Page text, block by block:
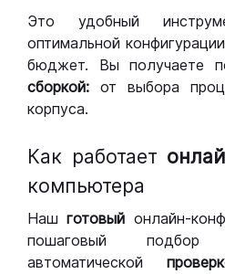
Это удобный
оптимальной
бюджет. Вы получаете
сборкой: от выбора
корпуса.
Как работает
компьютера
Нашготовый онлайн-
пошаговый
автоматической